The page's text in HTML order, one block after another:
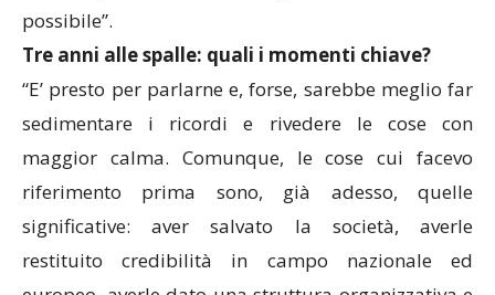
possibile”.
Tre anni alle spalle: quali i momenti chiave?
“E’ presto per parlarne e, forse, sarebbe meglio far
sedimentare i ricordi e rivedere le cose con
maggior calma. Comunque, le cose cui facevo
riferimento prima sono, già adesso, quelle
significative: aver salvato la società, averle
restituito credibilità in campo nazionale ed